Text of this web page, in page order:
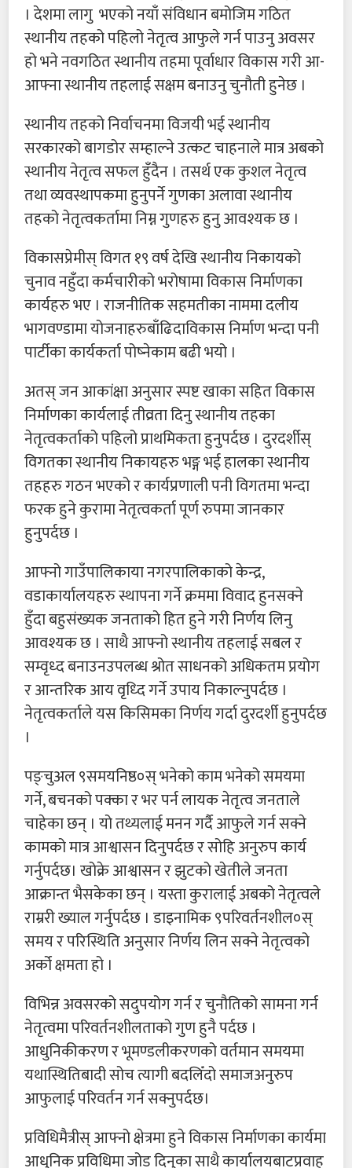
। देशमा लागु भएको नयाँ संविधान बमोजिम गठित
स्थानीय तहको पहिलो नेतृत्व आफुले गर्न पाउनु अवसर
हो भने नवगठित स्थानीय तहमा पूर्वाधार विकास गरी आ-
आफ्ना स्थानीय तहलाई सक्षम बनाउनु चुनौती हुनेछ ।
स्थानीय तहको निर्वाचनमा विजयी भई स्थानीय
सरकारको बागडोर सम्हाल्ने उत्कट चाहनाले मात्र अबको
स्थानीय नेतृत्व सफल हुँदैन । तसर्थ एक कुशल नेतृत्व
तथा व्यवस्थापकमा हुनुपर्ने गुणका अलावा स्थानीय
तहको नेतृत्वकर्तामा निम्न गुणहरु हुनु आवश्यक छ ।
विकासप्रेमीस् विगत १९ वर्ष देखि स्थानीय निकायको
चुनाव नहुँदा कर्मचारीको भरोषामा विकास निर्माणका
कार्यहरु भए । राजनीतिक सहमतीका नाममा दलीय
भागवण्डामा योजनाहरुबाँढिदाविकास निर्माण भन्दा पनी
पार्टीका कार्यकर्ता पोष्नेकाम बढी भयो ।
अतस् जन आकांक्षा अनुसार स्पष्ट खाका सहित विकास
निर्माणका कार्यलाई तीव्रता दिनु स्थानीय तहका
नेतृत्वकर्ताको पहिलो प्राथमिकता हुनुपर्दछ । दुरदर्शीस्
विगतका स्थानीय निकायहरु भङ्ग भई हालका स्थानीय
तहहरु गठन भएको र कार्यप्रणाली पनी विगतमा भन्दा
फरक हुने कुरामा नेतृत्वकर्ता पूर्ण रुपमा जानकार
हुनुपर्दछ ।
आफ्नो गाउँपालिकाया नगरपालिकाको केन्द्र,
वडाकार्यालयहरु स्थापना गर्ने क्रममा विवाद हुनसक्ने
हुँदा बहुसंख्यक जनताको हित हुने गरी निर्णय लिनु
आवश्यक छ । साथै आफ्नो स्थानीय तहलाई सबल र
सम्वृध्द बनाउनउपलब्ध श्रोत साधनको अधिकतम प्रयोग
र आन्तरिक आय वृध्दि गर्ने उपाय निकाल्नुपर्दछ ।
नेतृत्वकर्ताले यस किसिमका निर्णय गर्दा दुरदर्शी हुनुपर्दछ
।
पङ्चुअल ९समयनिष्ठ०स् भनेको काम भनेको समयमा
गर्ने, बचनको पक्का र भर पर्न लायक नेतृत्व जनताले
चाहेका छन् । यो तथ्यलाई मनन गर्दै आफुले गर्न सक्ने
कामको मात्र आश्वासन दिनुपर्दछ र सोहि अनुरुप कार्य
गर्नुपर्दछ। खोक्रे आश्वासन र झुटको खेतीले जनता
आक्रान्त भैसकेका छन् । यस्ता कुरालाई अबको नेतृत्वले
राम्ररी ख्याल गर्नुपर्दछ । डाइनामिक ९परिवर्तनशील०स्
समय र परिस्थिति अनुसार निर्णय लिन सक्ने नेतृत्वको
अर्को क्षमता हो ।
विभिन्न अवसरको सदुपयोग गर्न र चुनौतिको सामना गर्न
नेतृत्वमा परिवर्तनशीलताको गुण हुनै पर्दछ ।
आधुनिकीकरण र भूमण्डलीकरणको वर्तमान समयमा
यथास्थितिबादी सोच त्यागी बदलिँदो समाजअनुरुप
आफुलाई परिवर्तन गर्न सक्नुपर्दछ।
प्रविधिमैत्रीस् आफ्नो क्षेत्रमा हुने विकास निर्माणका कार्यमा
आधुनिक प्रविधिमा जोड दिनुका साथै कार्यालयबाटप्रवाह